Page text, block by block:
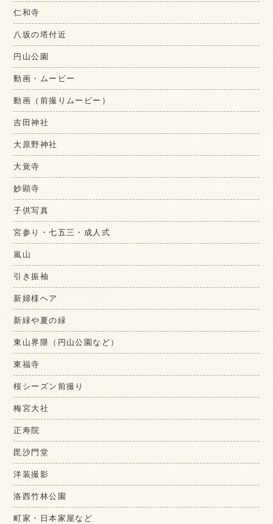
仁和寺
八坂の塔付近
円山公園
動画・ムービー
動画（前撮りムービー）
吉田神社
大原野神社
大覚寺
妙顕寺
子供写真
宮参り・七五三・成人式
嵐山
引き振袖
新婦様ヘア
新緑や夏の緑
東山界隈（円山公園など）
東福寺
桜シーズン前撮り
梅宮大社
正寿院
毘沙門堂
洋装撮影
洛西竹林公園
町家・日本家屋など